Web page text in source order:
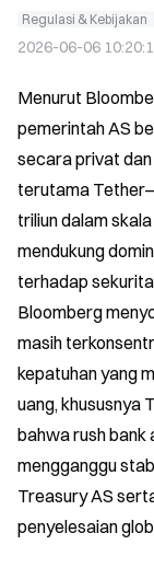
Regulasi & Kebijakan
2026-06-06
Menurut
pemerintah AS
secara privat
terutama
triliun dalam
mendukung
terhadap
Bloomberg
masih
kepatuhan yang
uang, khususnya
bahwa rush bank
mengganggu
Treasury AS
penyelesaian